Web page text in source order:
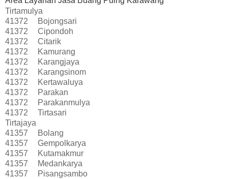
Tirtamulya
41372
Bojongsari
41372
Cipondoh
41372
Citarik
41372
Kamurang
41372
Karangjaya
41372
Karangsinom
41372
Kertawaluya
41372
Parakan
41372
Parakanmulya
41372
Tirtasari
Tirtajaya
41357
Bolang
41357
Gempolkarya
41357
Kutamakmur
41357
Medankarya
41357
Pisangsambo